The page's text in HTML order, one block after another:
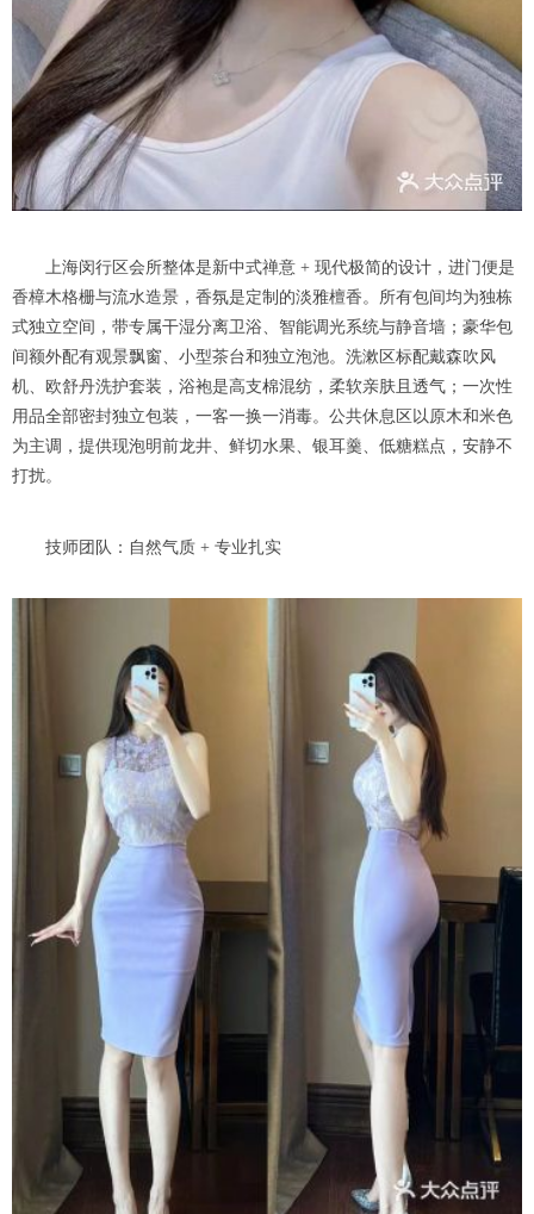
上海闵行区会所整体是新中式禅意 + 现代极简的设计，进门便是
香樟木格栅与流水造景，香氛是定制的淡雅檀香。所有包间均为独栋
式独立空间，带专属干湿分离卫浴、智能调光系统与静音墙；豪华包
间额外配有观景飘窗、小型茶台和独立泡池。洗漱区标配戴森吹风
机、欧舒丹洗护套装，浴袍是高支棉混纺，柔软亲肤且透气；一次性
用品全部密封独立包装，一客一换一消毒。公共休息区以原木和米色
为主调，提供现泡明前龙井、鲜切水果、银耳羹、低糖糕点，安静不
打扰。
技师团队：自然气质 + 专业扎实